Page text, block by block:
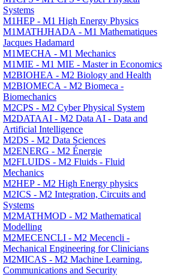
Systems
M1HEP - M1 High Energy Physics
M1MATHJHADA - M1 Mathematiques
Jacques Hadamard
M1MECHA - M1 Mechanics
M1MIE - M1 MIE - Master in Economics
M2BIOHEA - M2 Biology and Health
M2BIOMECA - M2 Biomeca -
Biomechanics
M2CPS - M2 Cyber Physical System
M2DATAAI - M2 Data AI - Data and
Artificial Intelligence
M2DS - M2 Data Sciences
M2ENERG - M2 Énergie
M2FLUIDS - M2 Fluids - Fluid
Mechanics
M2HEP - M2 High Energy physics
M2ICS - M2 Integration, Circuits and
Systems
M2MATHMOD - M2 Mathematical
Modelling
M2MECENCLI - M2 Mecencli -
Mechanical Engineering for Clinicians
M2MICAS - M2 Machine Learning,
Communications and Security